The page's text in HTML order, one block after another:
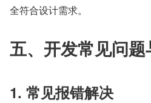
全符合设计需求。
五、开发常见问题
1. 常见报错解决